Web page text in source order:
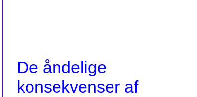
De åndelige
konsekvenser af